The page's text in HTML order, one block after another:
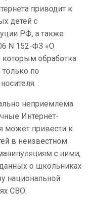
приводит к
детей с
РФ, а также
N 152-ФЗ «О
которым обработка
по
неприемлема
Интернет-
может привести к
в неизвестном
с ними,
о школьниках
национальной
СВО.